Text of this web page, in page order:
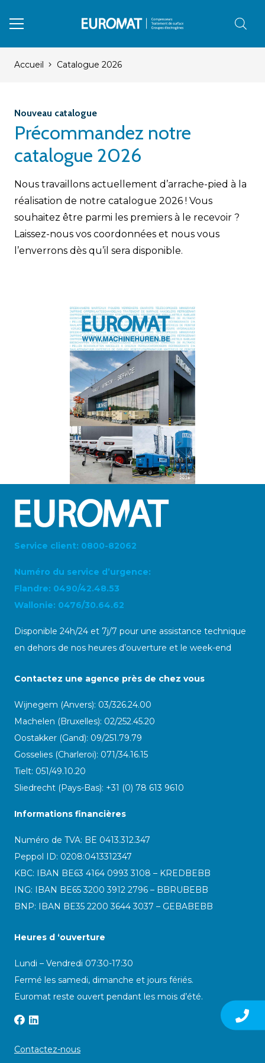
Accueil Catalogue 2026
Nouveau catalogue
Précommandez notre
catalogue 2026
Nous travaillons actuellement d’arrache-pied à la
réalisation de notre catalogue 2026 ! Vous
souhaitez être parmi les premiers à le recevoir ?
Laissez-nous vos coordonnées et nous vous
l’enverrons dès qu’il sera disponible.
Service client: 0800-82062
Numéro du service d’urgence:
Flandre: 0490/42.48.53
Wallonie: 0476/30.64.62
Disponible 24h/24 et 7j/7 pour une assistance technique
en dehors de nos heures d’ouverture et le week-end
Contactez une agence près de chez vous
Wijnegem (Anvers): 03/326.24.00
Machelen (Bruxelles): 02/252.45.20
Oostakker (Gand): 09/251.79.79
Gosselies (Charleroi): 071/34.16.15
Tielt: 051/49.10.20
Sliedrecht (Pays-Bas): +31 (0) 78 613 9610
Informations financières
Numéro de TVA: BE 0413.312.347
Peppol ID: 0208:0413312347
KBC: IBAN BE63 4164 0993 3108 – KREDBEBB
ING: IBAN BE65 3200 3912 2796 – BBRUBEBB
BNP: IBAN BE35 2200 3644 3037 – GEBABEBB
Heures d ‘ouverture
Lundi – Vendredi 07:30-17:30
Fermé les samedi, dimanche et jours fériés.
Euromat reste ouvert pendant les mois d’été.
Contactez-nous